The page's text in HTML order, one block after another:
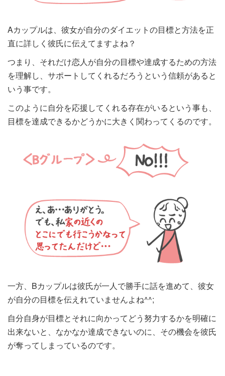
Aカップルは、彼女が自分のダイエットの目標と方法を正
直に詳しく彼氏に伝えてますよね？
つまり、それだけ恋人が自分の目標や達成するための方法
を理解し、サポートしてくれるだろうという信頼があると
いう事です。
このように自分を応援してくれる存在がいるという事も、
目標を達成できるかどうかに大きく関わってくるのです。
一方、Bカップルは彼氏が一人で勝手に話を進めて、彼女
が自分の目標を伝えれていませんよね^^;
自分自身が目標とそれに向かってどう努力するかを明確に
出来ないと、なかなか達成できないのに、その機会を彼氏
が奪ってしまっているのです。